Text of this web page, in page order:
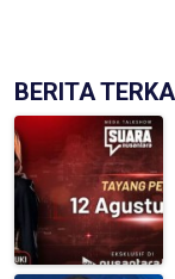
BERITA